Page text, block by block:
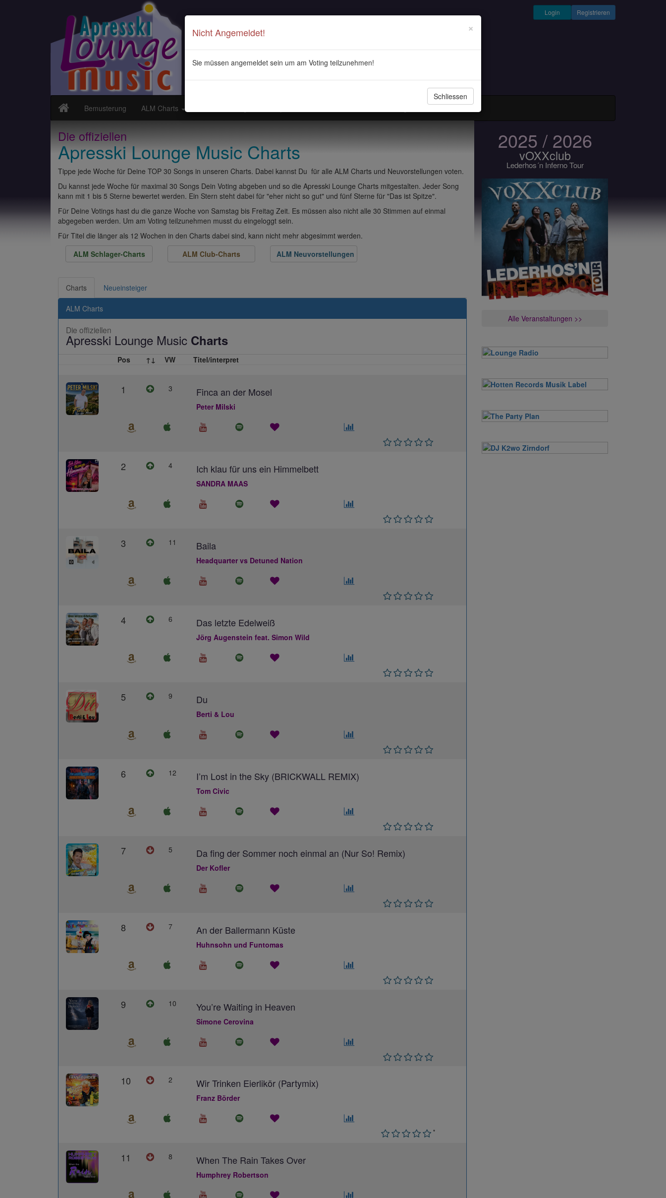
Registrieren
Login
Bemusterung ALM Charts
Die offiziellen
Apresski Lounge Music Charts
Tippe jede Woche für Deine TOP 30 Songs in unseren Charts. Dabei kannst Du für alle ALM Charts und Neuvorstellungen voten.
Du kannst jede Woche für maximal 30 Songs Dein Voting abgeben und so die Apresski Lounge Charts mitgestalten. Jeder Song
kann mit 1 bis 5 Sterne bewertet werden. Ein Stern steht dabei für "eher nicht so gut" und fünf Sterne für "Das ist Spitze".
Für Deine Votings hast du die ganze Woche von Samstag bis Freitag Zeit. Es müssen also nicht alle 30 Stimmen auf einmal
abgegeben werden. Um am Voting teilzunehmen musst du eingeloggt sein.
Für Titel die länger als 12 Wochen in den Charts dabei sind, kann nicht mehr abgesimmt werden.
ALM Schlager-Charts
ALM Club-Charts ALM Neuvorstellungen
×
Nicht Angemeldet!
Sie müssen angemeldet sein um am Voting teilzunehmen!
Schliessen
Charts Neueinsteiger
ALM Charts
Die offiziellen
Apresski Lounge Music Charts
Pos ↑↓ VW Titel/interpret
1 3 Finca an der Mosel
Peter Milski
2 4 Ich klau für uns ein Himmelbett
SANDRA MAAS
3 11 Baila
Headquarter vs Detuned Nation
4 6 Das letzte Edelweiß
Jörg Augenstein feat. Simon Wild
5 9 Du
Berti & Lou
6 12 I’m Lost in the Sky (BRICKWALL REMIX)
Tom Civic
7 5 Da fing der Sommer noch einmal an (Nur So! Remix)
Der Kofler
8 7 An der Ballermann Küste
Huhnsohn und Funtomas
9 10 You’re Waiting in Heaven
Simone Cerovina
10 2 Wir Trinken Eierlikör (Partymix)
Franz Börder
*
11 8 When The Rain Takes Over
Humphrey Robertson
2025 / 2026
vOXXclub
Lederhos´n Inferno Tour
Alle Veranstaltungen >>